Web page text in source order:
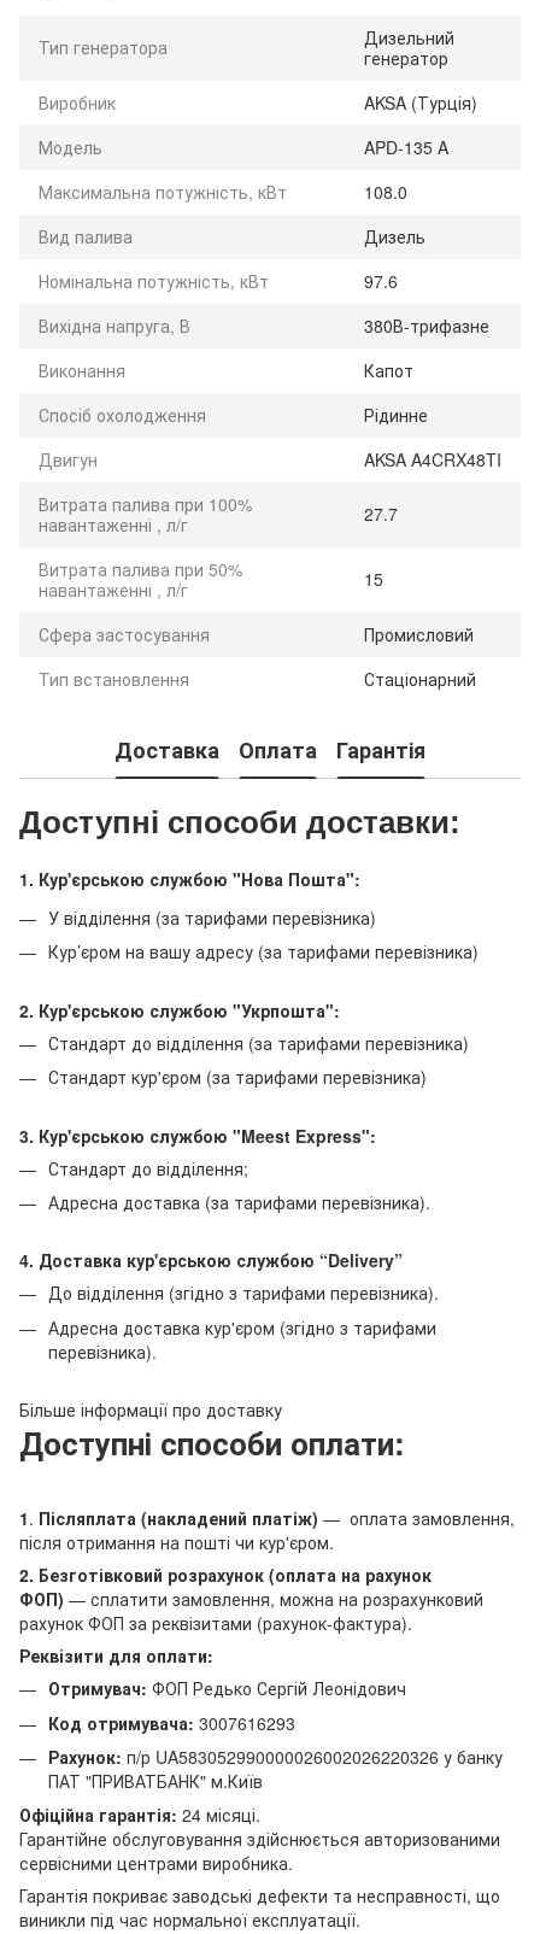
Тип генератора
Дизельний
генератор
Виробник
AKSA (Турція)
Модель
APD-135 A
Максимальна потужність, кВт
108.0
Вид палива
Дизель
Номінальна потужність, кВт
97.6
Вихідна напруга, В
380В-трифазне
Виконання
Капот
Спосіб охолодження
Рідинне
Двигун
AKSA A4CRX48TI
Витрата палива при 100%
навантаженні , л/г
27.7
Витрата палива при 50%
навантаженні , л/г
15
Сфера застосування
Промисловий
Тип встановлення
Стаціонарний
Доставка Оплата Гарантія
Доступні способи доставки:
1. Кур'єрською службою "Нова Пошта":
У відділення (за тарифами перевізника)
Кур’єром на вашу адресу (за тарифами перевізника)
2. Кур'єрською службою "Укрпошта":
Стандарт до відділення (за тарифами перевізника)
Стандарт кур'єром (за тарифами перевізника)
3. Кур'єрською службою "Meest Express":
Стандарт до відділення;
Адресна доставка (за тарифами перевізника).
4. Доставка кур'єрською службою “Delivery”
До відділення (згідно з тарифами перевізника).
Адресна доставка кур'єром (згідно з тарифами
перевізника).
Більше інформації про доставку
Доступні способи оплати:
1. Післяплата (накладений платіж) — оплата замовлення,
після отримання на пошті чи кур'єром.
2. Безготівковий розрахунок (оплата на рахунок
ФОП) — сплатити замовлення, можна на розрахунковий
рахунок ФОП за реквізитами (рахунок-фактура).
Реквізити для оплати:
Отримувач: ФОП Редько Сергій Леонідович
Код отримувача: 3007616293
Рахунок: п/р UA583052990000026002026220326 у банку
ПАТ "ПРИВАТБАНК" м.Київ
Офіційна гарантія: 24 місяці.
Гарантійне обслуговування здійснюється авторизованими
сервісними центрами виробника.
Гарантія покриває заводські дефекти та несправності, що
виникли під час нормальної експлуатації.